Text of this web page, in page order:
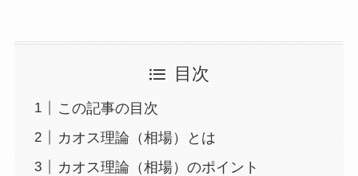
目次
この記事の目次
カオス理論（相場）とは
カオス理論（相場）のポイント